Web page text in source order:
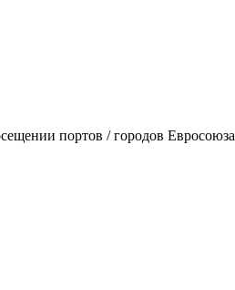
портов / городов Евросоюза